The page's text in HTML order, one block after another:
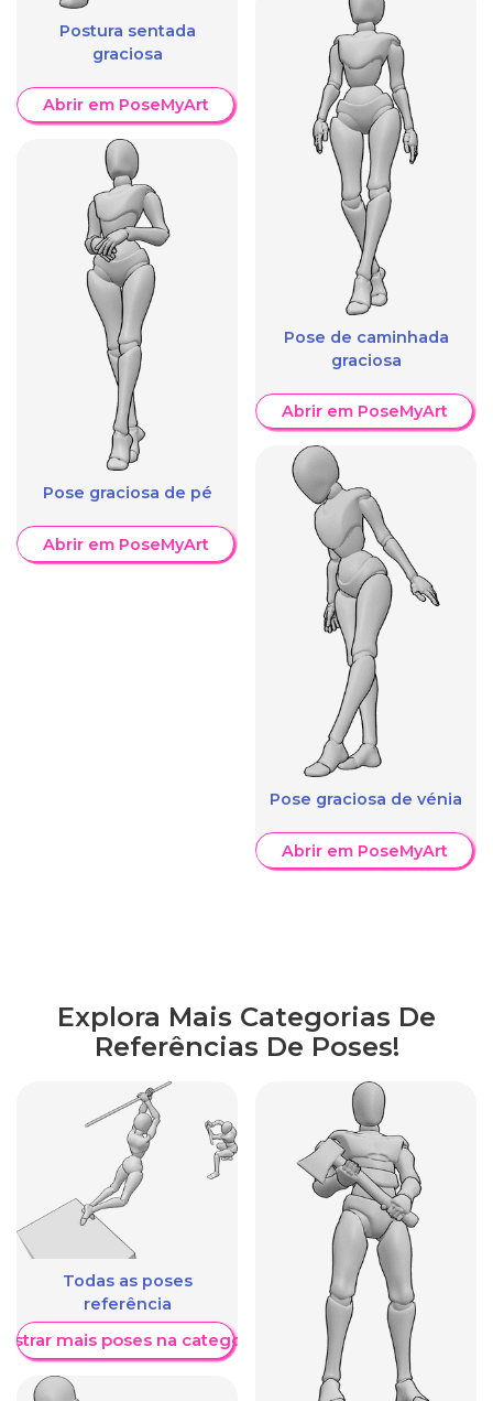
Postura sentada
graciosa
Abrir em PoseMyArt
Pose graciosa de pé
Abrir em PoseMyArt
Pose de caminhada
graciosa
Abrir em PoseMyArt
Pose graciosa de vénia
Abrir em PoseMyArt
Explora Mais Categorias De
Referências De Poses!
Todas as poses
referência
mais poses na categoria